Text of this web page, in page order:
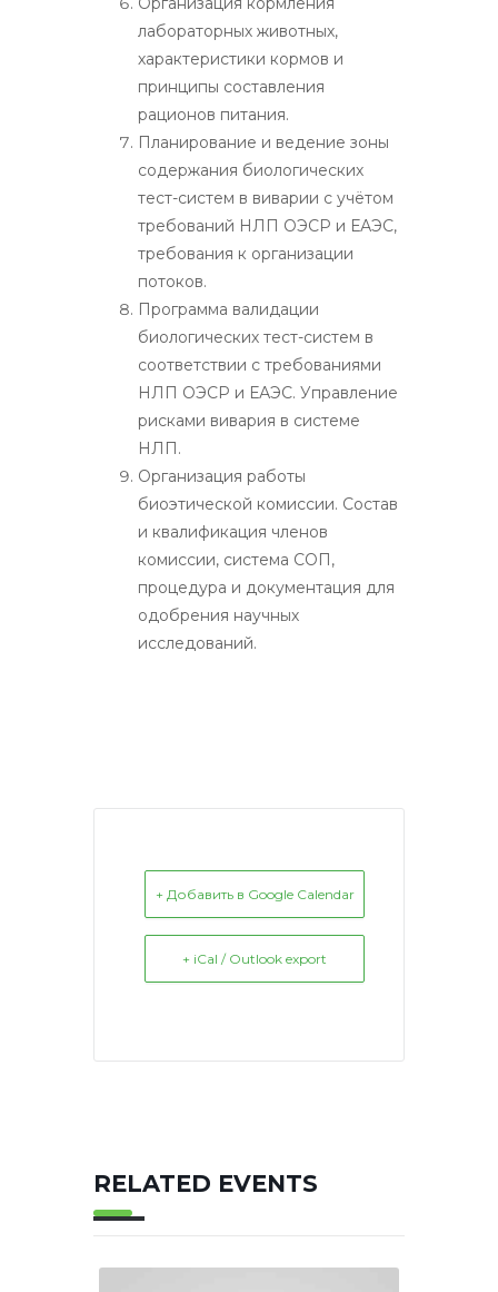
лабораторных животных,
характеристики кормов и
принципы составления
рационов питания.
Планирование и ведение зоны
содержания биологических
тест-систем в виварии с учётом
требований НЛП ОЭСР и ЕАЭС,
требования к организации
потоков.
Программа валидации
биологических тест-систем в
соответствии с требованиями
НЛП ОЭСР и ЕАЭС. Управление
рисками вивария в системе
НЛП.
Организация работы
биоэтической комиссии. Состав
и квалификация членов
комиссии, система СОП,
процедура и документация для
одобрения научных
исследований.
+ Добавить в Google Calendar
+ iCal / Outlook export
RELATED EVENTS